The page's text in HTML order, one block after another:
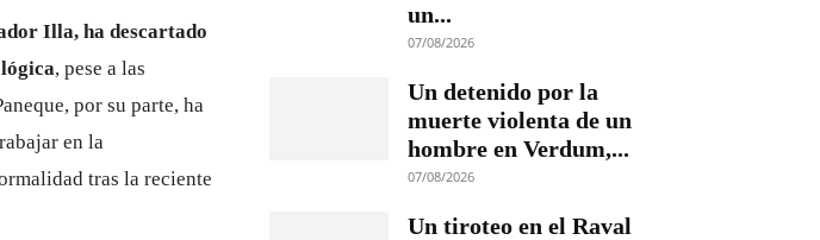
Illa, ha descartado
, pese a las
por su parte, ha
en la
tras la reciente
un...
07/08/2026
Un detenido por la
muerte violenta de un
hombre en Verdum,...
07/08/2026
Un tiroteo en el Raval